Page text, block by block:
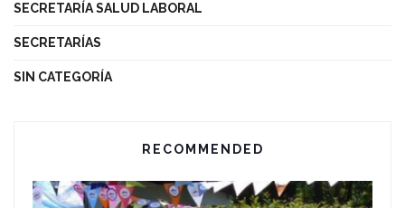
SECRETARÍA SALUD LABORAL
SECRETARÍAS
SIN CATEGORÍA
RECOMMENDED